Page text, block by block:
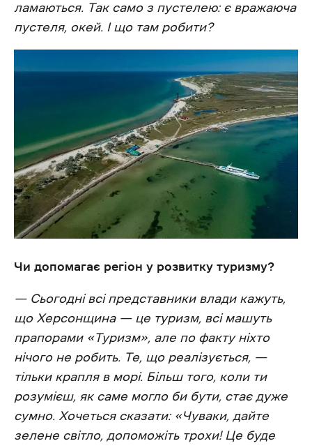
ламаються. Так само з пустелею: є вражаюча
пустеля, окей. І що там робити?
Чи допомагає регіон у розвитку туризму?
— Сьогодні всі представники влади кажуть,
що Херсонщина — це туризм, всі машуть
прапорами «Туризм», але по факту ніхто
нічого не робить. Те, що реалізується, —
тільки крапля в морі. Більш того, коли ти
розумієш, як саме могло би бути, стає дуже
сумно. Хочеться сказати: «Чуваки, дайте
зелене світло, допоможіть трохи! Це буде